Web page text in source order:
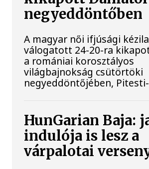
negyeddöntőben
A magyar női ifjúsági
válogatott 24-20-ra
a romániai korosztályos
világbajnokság csütörtöki
negyeddöntőjében,
HunGarian Baja:
indulója is lesz a
várpalotai